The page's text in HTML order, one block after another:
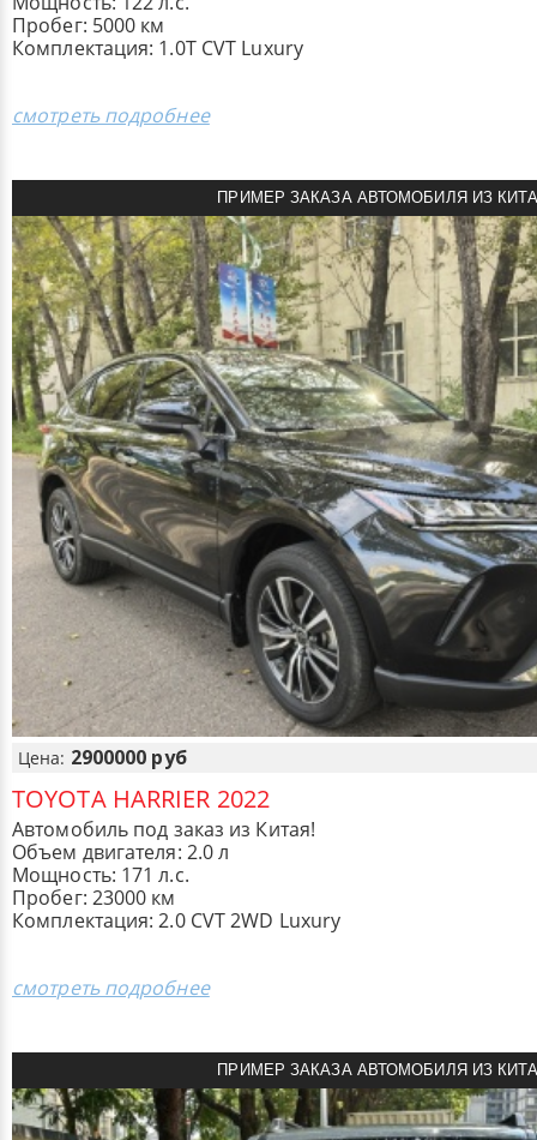
Пробег: 5000 км
Комплектация: 1.0T CVT Luxury
смотреть подробнее
ПРИМЕР ЗАКАЗА АВТОМОБИЛЯ ИЗ
Цена: 2900000 руб
TOYOTA HARRIER 2022
Автомобиль под заказ из Китая!
Объем двигателя: 2.0 л
Мощность: 171 л.с.
Пробег: 23000 км
Комплектация: 2.0 CVT 2WD Luxury
смотреть подробнее
ПРИМЕР ЗАКАЗА АВТОМОБИЛЯ ИЗ